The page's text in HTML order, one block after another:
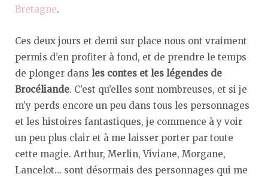
Bretagne.
Ces deux jours et demi sur place nous ont vraiment
permis d’en profiter à fond, et de prendre le temps
de plonger dans les contes et les légendes de
Brocéliande. C’est qu’elles sont nombreuses, et si je
m’y perds encore un peu dans tous les personnages
et les histoires fantastiques, je commence à y voir
un peu plus clair et à me laisser porter par toute
cette magie. Arthur, Merlin, Viviane, Morgane,
Lancelot… sont désormais des personnages qui me